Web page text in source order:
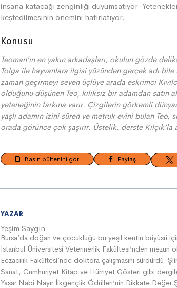
insana katacağı zenginliği duyumsatıyor.
keşfedilmesinin önemini hatırlatıyor.
Konusu
Teoman’ın en yakın arkadaşları, okulun gözde
Tolga ile hayvanlara ilgisi yüzünden gerçek adı
zaman geçirmeyi seven üçlüye arada eskrimci
olduğunu düşünen Teo, kılıksız bir adamdan satın
yeteneğinin farkına varır. Çizgilerin görkemli
yaşlı adamın izini süren ve metruk evini bulan Teo,
orada görünce çok şaşırır. Üstelik, derste
Basın bültenini gör Paylaş
YAZAR
Yeşim Saygın
Bursa’da doğan ve çocukluğu bu yeşil kentin büyüsü
İstanbul Üniversitesi Veterinerlik Fakültesi’nden mezun
Eczacılık Fakültesi’nde doktora çalışmasını sürdürdü.
Sanat, Cumhuriyet Kitap ve Hürriyet Gösteri gibi
Yaşar Nabi Nayır İlkgençlik Ödülleri’nin Dikkate Değer